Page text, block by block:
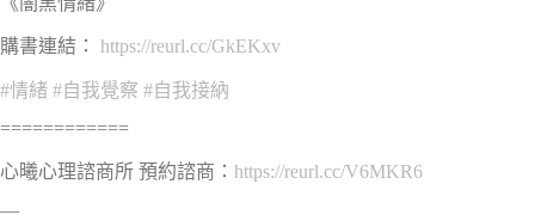
購書連結： https://reurl.cc/GkEKxv
#情緒 #自我覺察 #自我接納
============
心曦心理諮商所 預約諮商： https://reurl.cc/V6MKR6
—